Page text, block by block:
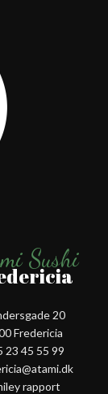
Sushi
20
Fredericia
23 45 55 99
rapport